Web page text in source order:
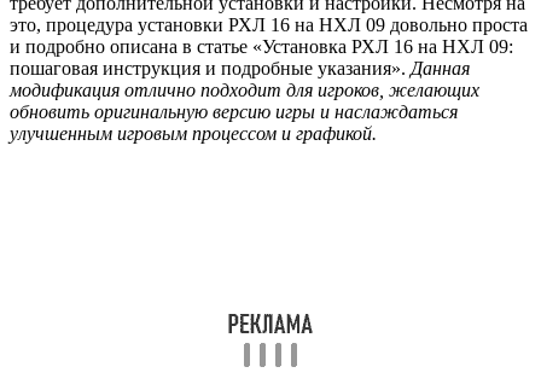
это, процедура установки РХЛ 16 на НХЛ 09 довольно проста
и подробно описана в статье «Установка РХЛ 16 на НХЛ 09:
пошаговая инструкция и подробные указания». Данная
модификация отлично подходит для игроков, желающих
обновить оригинальную версию игры и наслаждаться
улучшенным игровым процессом и графикой.